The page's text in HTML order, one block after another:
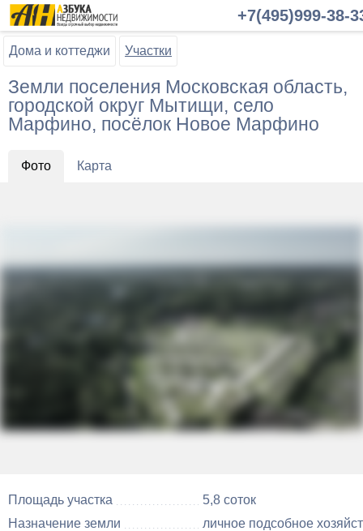
+7(495)999-38-
Дома и коттеджи Участки
Земли поселения Московская область,
городской округ Мытищи, село
Марфино, посёлок Новое Марфино
Фото Карта
Площадь участка
5,8 соток
Назначение земли
личное подсобное